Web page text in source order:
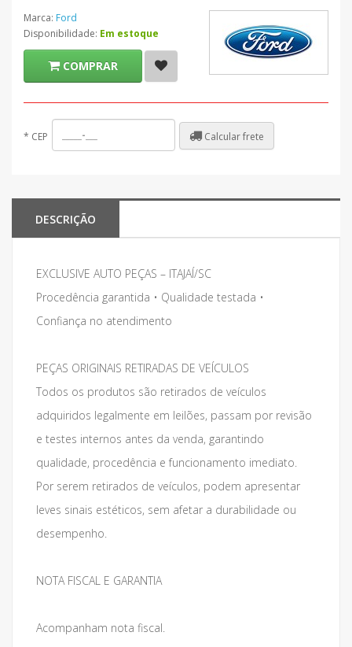
Marca: Ford
Disponibilidade: Em estoque
COMPRAR
* CEP Calcular frete
DESCRIÇÃO
EXCLUSIVE AUTO PEÇAS – ITAJAÍ/SC
Procedência garantida • Qualidade testada •
Confiança no atendimento
PEÇAS ORIGINAIS RETIRADAS DE VEÍCULOS
Todos os produtos são retirados de veículos
adquiridos legalmente em leilões, passam por revisão
e testes internos antes da venda, garantindo
qualidade, procedência e funcionamento imediato.
Por serem retirados de veículos, podem apresentar
leves sinais estéticos, sem afetar a durabilidade ou
desempenho.
NOTA FISCAL E GARANTIA
Acompanham nota fiscal.